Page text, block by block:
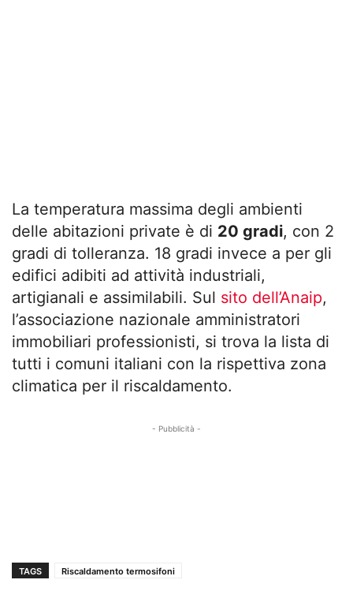
La temperatura massima degli ambienti
delle abitazioni private è di 20 gradi, con 2
gradi di tolleranza. 18 gradi invece a per gli
edifici adibiti ad attività industriali,
artigianali e assimilabili. Sul sito dell’Anaip,
l’associazione nazionale amministratori
immobiliari professionisti, si trova la lista di
tutti i comuni italiani con la rispettiva zona
climatica per il riscaldamento.
- Pubblicità -
TAGS Riscaldamento termosifoni